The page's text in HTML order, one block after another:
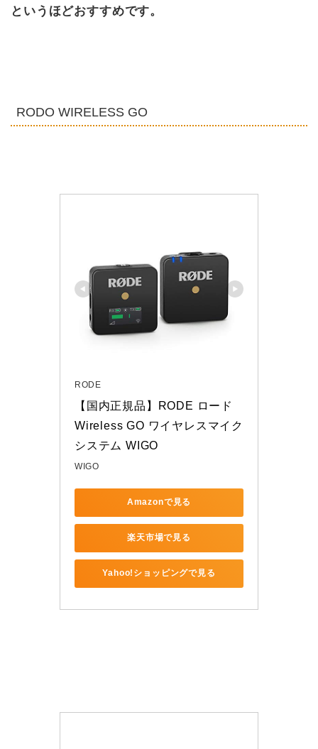
というほどおすすめです。
RODO WIRELESS GO
RODE
【国内正規品】RODE ロード
Wireless GO ワイヤレスマイク
システム WIGO
WIGO
Amazonで見る
楽天市場で見る
Yahoo!ショッピングで見る